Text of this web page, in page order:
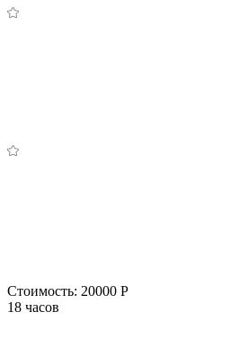
Стоимость: 20000 Р
18 часов